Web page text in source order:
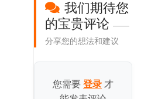
我们期待您
的宝贵评论 ——
分享您的想法和建议
您需要 登录 才